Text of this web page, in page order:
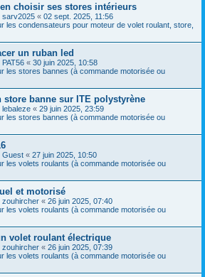
choisir ses stores intérieurs
sarv2025 « 02 sept. 2025, 11:56
les condensateurs pour moteur de volet roulant, store,
un ruban led
PAT56 « 30 juin 2025, 10:58
les stores bannes (à commande motorisée ou
banne sur ITE polystyrène
lebaleze « 29 juin 2025, 23:59
les stores bannes (à commande motorisée ou
Guest « 27 juin 2025, 10:50
les volets roulants (à commande motorisée ou
et motorisé
zouhircher « 26 juin 2025, 07:40
les volets roulants (à commande motorisée ou
volet roulant électrique
zouhircher « 26 juin 2025, 07:39
les volets roulants (à commande motorisée ou